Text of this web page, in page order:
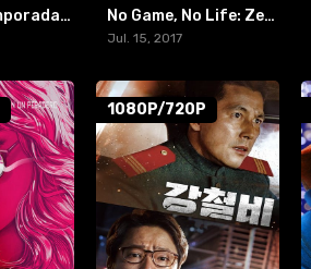
Sherlock Temporada 4 No Game, No Life: Zero
Jul. 15, 2017
1080P/720P